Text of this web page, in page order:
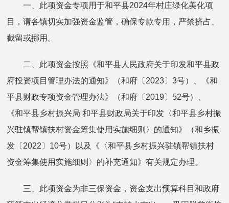
一、此项资金专项用于和平县2024年村庄绿化美化项
目，请各镇切实加强资金监管，确保专款专用，严禁挤占、
截留或挪用。
二、此项资金按照《和平县人民政府关于印发和平县政
府投资项目管理办法的通知》（和府〔2023〕3号）、《和
平县财政专项资金管理办法》（和府〔2019〕52号）、
《和平县乡村振兴局 和平县财政局关于印发〈和平县乡村振
兴驻镇帮镇扶村资金筹集使用实施细则〉的通知》（和乡振
发〔2022〕10号）以及《〈和平县乡村振兴驻镇帮镇扶村
资金筹集使用实施细则〉的补充通知》有关规定办理。
三、此项资金为非三保资金，资金支出预算科目和政府